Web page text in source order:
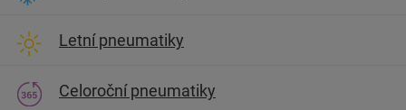
Letní pneumatiky
Celoroční pneumatiky